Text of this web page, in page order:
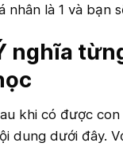
nhân là 1 và bạn
nghĩa
khi có được
dung dưới đây.